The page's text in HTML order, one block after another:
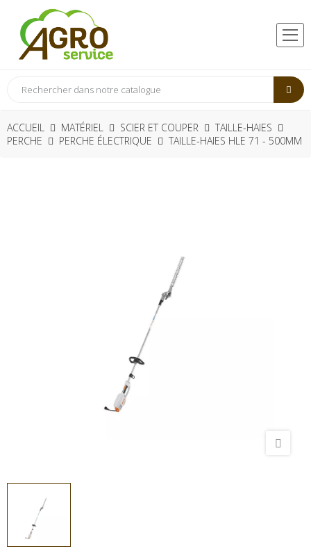
ACCUEIL MATÉRIEL SCIER ET COUPER
TAILLE-HAIES
PERCHE
PERCHE ÉLECTRIQUE TAILLE-HAIES HLE 71 - 500MM